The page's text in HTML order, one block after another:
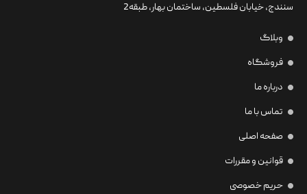
سنندج، خیابان فلسطین،‌ ساختمان بهار، طبقه2
وبلاگ
فروشگاه
درباره ما
تماس با ما
صفحه اصلی
قوانین و مقررات
حریم خصوصی